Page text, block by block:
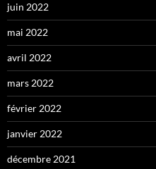
juin 2022
mai 2022
avril 2022
mars 2022
février 2022
janvier 2022
décembre 2021